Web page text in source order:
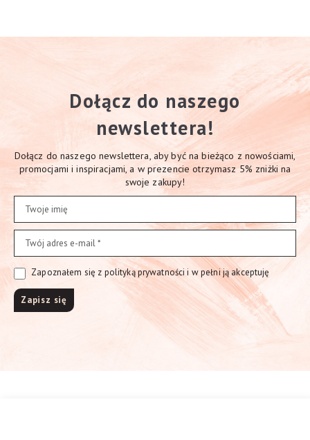
Dołącz do naszego
newslettera!
Dołącz do naszego newslettera, aby być na bieżąco z nowościami,
promocjami i inspiracjami, a w prezencie otrzymasz 5% zniżki na
swoje zakupy!
Zapoznałem się z polityką prywatności i w pełni ją akceptuję